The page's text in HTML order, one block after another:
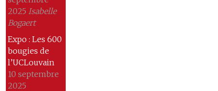
2025 Isabelle
Bogaert
Expo : Les 600
bougies de
l’UCLouvain
10 septembre
2025